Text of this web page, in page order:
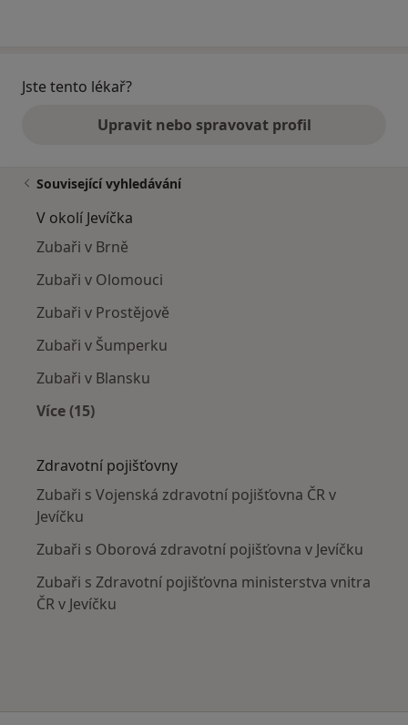
Jste tento lékař?
Upravit nebo spravovat profil
Související vyhledávání
V okolí Jevíčka
Zubaři v Brně
Zubaři v Olomouci
Zubaři v Prostějově
Zubaři v Šumperku
Zubaři v Blansku
Více (15)
Zdravotní pojišťovny
Zubaři s Vojenská zdravotní pojišťovna ČR v
Jevíčku
Zubaři s Oborová zdravotní pojišťovna v Jevíčku
Zubaři s Zdravotní pojišťovna ministerstva vnitra
ČR v Jevíčku